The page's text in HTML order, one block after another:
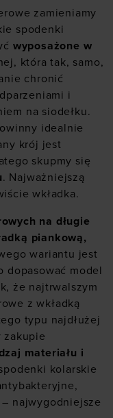
zamieniamy
spodenki
wyposażone w
która tak, samo,
chronić
i
na siodełku.
idealnie
krój jest
skupmy się
. Najważniejszą
wkładka.
na długie
piankową,
wariantu jest
dopasować model
że najtrwalszym
z wkładką
typu najdłużej
zakupie
materiału i
kolarskie
najwygodniejsze